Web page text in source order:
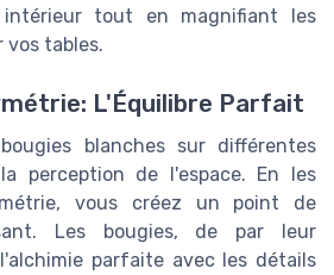
tout en magnifiant les
tables.
L'Équilibre Parfait
blanches sur différentes
perception de l'espace. En les
vous créez un point de
Les bougies, de par leur
parfaite avec les détails